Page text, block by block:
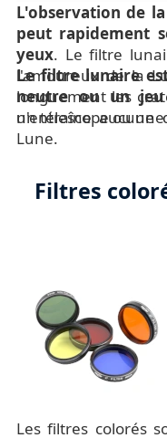
L'observation de
peut rapidement
yeux. Le filtre
l'amoureux de la
longuement les
un télescope ou
Le filtre lunaire
neutre ou un
n'entraîne aucune
Lune.
Filtres
Les filtres colorés